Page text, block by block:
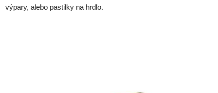
výpary, alebo pastilky na hrdlo.